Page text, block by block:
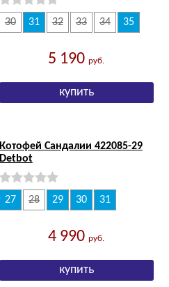
30 31 32 33 34 35
5 190руб.
Котофей Сандалии 422085-29
Detbot
27 28 29 30 31
4 990руб.